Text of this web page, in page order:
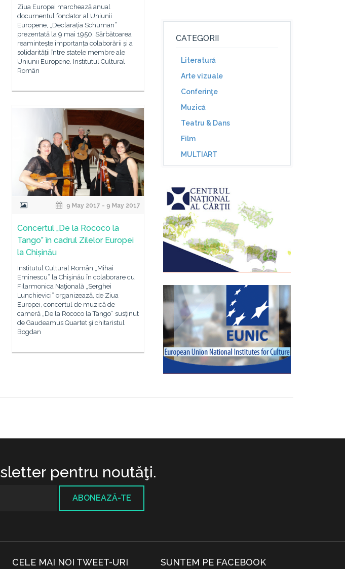
Ziua Europei marchează anual
documentul fondator al Uniunii
Europene, „Declarația Schuman”
prezentată la 9 mai 1950. Sărbătoarea
reamintește importanța colaborării și a
solidarității între statele membre ale
Uniunii Europene. Institutul Cultural
Român
9 May 2017 - 9 May 2017
Concertul „De la Rococo la
Tango” în cadrul Zilelor Europei
la Chișinău
Institutul Cultural Român „Mihai
Eminescu” la Chişinău în colaborare cu
Filarmonica Naţională „Serghei
Lunchievici” organizează, de Ziua
Europei, concertul de muzică de
cameră „De la Rococo la Tango” susţinut
de Gaudeamus Quartet şi chitaristul
Bogdan
CATEGORII
Literatură
Arte vizuale
Conferinţe
Muzică
Teatru & Dans
Film
MULTIART
pentru noutăţi.
ABONEAZĂ-TE
CELE MAI NOI TWEET-URI SUNTEM PE FACEBOOK